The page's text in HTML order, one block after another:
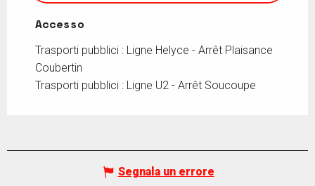
Accesso
Accesso
Trasporti pubblici : Ligne Helyce - Arrêt Plaisance
Coubertin
Trasporti pubblici : Ligne U2 - Arrêt Soucoupe
Segnala un errore